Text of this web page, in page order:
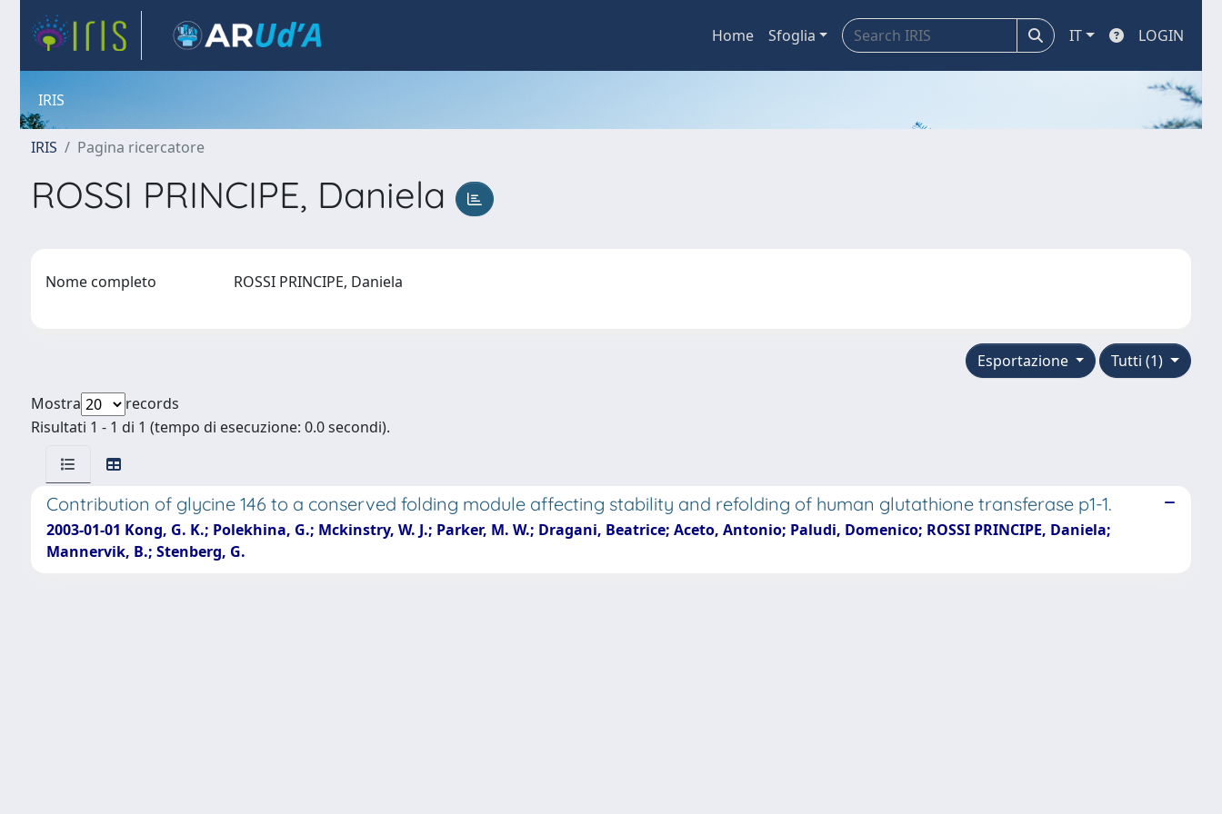
Home Sfoglia IT LOGIN
IRIS
IRIS Pagina ricercatore
ROSSI PRINCIPE, Daniela
Nome completo ROSSI PRINCIPE, Daniela
Tutti (1)
Esportazione
Mostra
records
Risultati 1 - 1 di 1 (tempo di esecuzione: 0.0 secondi).
Contribution of glycine 146 to a conserved folding module affecting stability and refolding of human glutathione transferase p1-1.
2003-01-01 Kong, G. K.; Polekhina, G.; Mckinstry, W. J.; Parker, M. W.; Dragani, Beatrice; Aceto, Antonio; Paludi, Domenico; ROSSI PRINCIPE, Daniela;
Mannervik, B.; Stenberg, G.